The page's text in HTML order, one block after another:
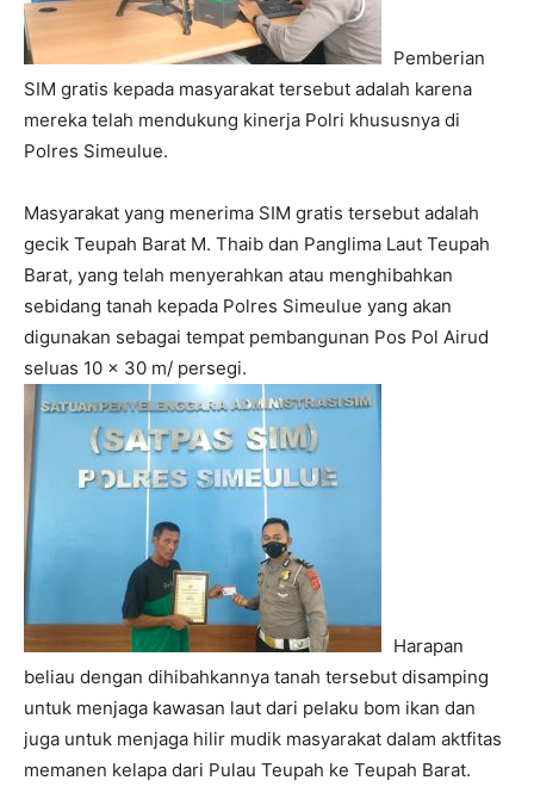
Pemberian
SIM gratis kepada masyarakat tersebut adalah karena
mereka telah mendukung kinerja Polri khususnya di
Polres Simeulue.
Masyarakat yang menerima SIM gratis tersebut adalah
gecik Teupah Barat M. Thaib dan Panglima Laut Teupah
Barat, yang telah menyerahkan atau menghibahkan
sebidang tanah kepada Polres Simeulue yang akan
digunakan sebagai tempat pembangunan Pos Pol Airud
seluas 10 x 30 m/ persegi.
Harapan
beliau dengan dihibahkannya tanah tersebut disamping
untuk menjaga kawasan laut dari pelaku bom ikan dan
juga untuk menjaga hilir mudik masyarakat dalam aktfitas
memanen kelapa dari Pulau Teupah ke Teupah Barat.